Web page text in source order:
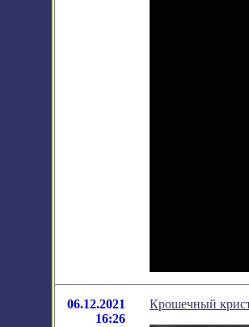
06.12.2021
16:26
Крошечный